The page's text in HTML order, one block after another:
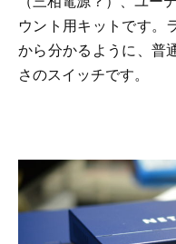
ウント用キットです。
から分かるように、普
さのスイッチです。